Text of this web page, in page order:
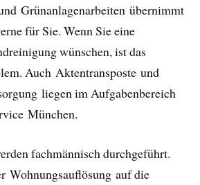
Grünanlagenarbeiten übernimmt
für Sie. Wenn Sie eine
wünschen, ist das
Auch Aktentransposte und
liegen im Aufgabenbereich
München.
fachmännisch durchgeführt.
Wohnungsauflösung auf die